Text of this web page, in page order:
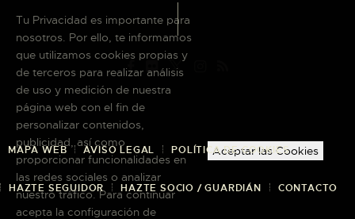
MAPA WEB AVISO LEGAL POLÍTICA DE COOKIES
HAZTE SEGUIDOR HAZTE SOCIO / GUARDIÁN CONTACTO
Tu Privacidad es importante para
nosotros. Por ello, te informamos
que utilizamos cookies propias y
de terceros para realizar análisis
de uso y medición de nuestra
página web con el fin de
personalizar contenidos,
publicidad, así como
proporcionar funcionalidades en
las redes sociales o analizar
nuestro tráfico. Para continuar
acepta la configuración de
Aceptar las Cookies